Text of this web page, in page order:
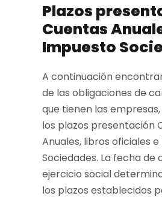
Plazos
Cuentas
Impuesto
A continuación
de las obligaciones de
que tienen las
los plazos presentación
Anuales, libros oficiales
Sociedades. La fecha de
ejercicio social
los plazos establecidos